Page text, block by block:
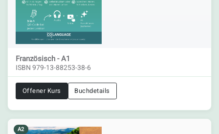
Französisch - A1
ISBN 979-13-88253-38-6
Offener Kurs Buchdetails
A2